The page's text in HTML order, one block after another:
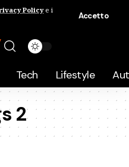
Policye i
Accetto
Tech Lifestyle
2